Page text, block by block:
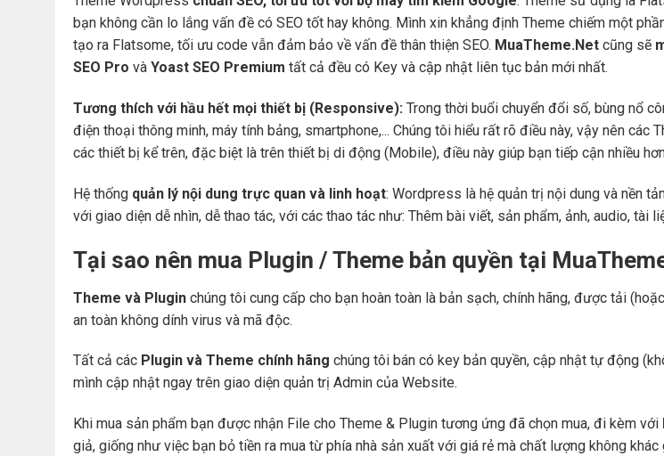
bạn không cần lo lắng vấn đề có SEO tốt hay không. Mình xin khẳng định Theme chiếm một
tạo ra Flatsome, tối ưu code vẫn đảm bảo về vấn đề thân thiện SEO. MuaTheme.Net cũng sẽ
SEO Pro và Yoast SEO Premium tất cả đều có Key và cập nhật liên tục bản mới nhất.
Tương thích với hầu hết mọi thiết bị (Responsive): Trong thời buổi chuyển đổi số, bùng nổ
điện thoại thông minh, máy tính bảng, smartphone,... Chúng tôi hiểu rất rõ điều này, vậy nên các
các thiết bị kể trên, đặc biệt là trên thiết bị di động (Mobile), điều này giúp bạn tiếp cận nhiều
Hệ thống quản lý nội dung trực quan và linh hoạt: Wordpress là hệ quản trị nội dung và nền
với giao diện dễ nhìn, dễ thao tác, với các thao tác như: Thêm bài viết, sản phẩm, ảnh, audio, tài
Tại sao nên mua Plugin / Theme bản quyền tại
Theme và Plugin chúng tôi cung cấp cho bạn hoàn toàn là bản sạch, chính hãng, được tải
an toàn không dính virus và mã độc.
Tất cả các Plugin và Theme chính hãng chúng tôi bán có key bản quyền, cập nhật tự động
mình cập nhật ngay trên giao diện quản trị Admin của Website.
Khi mua sản phẩm bạn được nhận File cho Theme & Plugin tương ứng đã chọn mua, đi kèm với
giả, giống như việc bạn bỏ tiền ra mua từ phía nhà sản xuất với giá rẻ mà chất lượng không